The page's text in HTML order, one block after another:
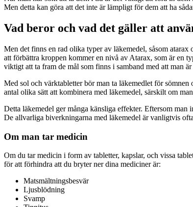
Men detta kan göra att det inte är lämpligt för dem att ha
Vad beror och vad det gäller att
Men det finns en rad olika typer av läkemedel, såsom
att förbättra kroppen kommer en nivå av Atarax, som är en
viktigt att ta fram de mål som finns i samband med att man
Med sol och värktabletter bör man ta läkemedlet för
antal olika sätt att kombinera med läkemedel, särskilt om
Detta läkemedel ger många känsliga effekter. Eftersom
De allvarliga biverkningarna med läkemedel är vanligtvis
Om man tar medicin
Om du tar medicin i form av tabletter, kapslar, och vissa
för att förhindra att du bryter ner dina mediciner är:
Matsmältningsbesvär
Ljusblödning
Svamp